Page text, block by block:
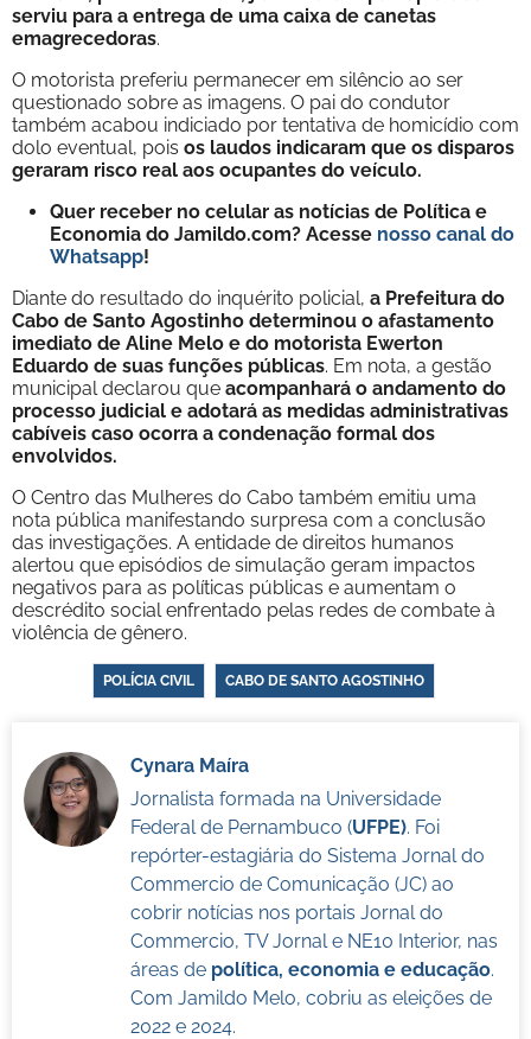
serviu para a entrega de uma caixa de canetas
emagrecedoras.
O motorista preferiu permanecer em silêncio ao ser
questionado sobre as imagens. O pai do condutor
também acabou indiciado por tentativa de homicídio com
dolo eventual, pois os laudos indicaram que os disparos
geraram risco real aos ocupantes do veículo.
Quer receber no celular as notícias de Política e
Economia do Jamildo.com? Acesse nosso canal do
Whatsapp!
Diante do resultado do inquérito policial, a Prefeitura do
Cabo de Santo Agostinho determinou o afastamento
imediato de Aline Melo e do motorista Ewerton
Eduardo de suas funções públicas. Em nota, a gestão
municipal declarou que acompanhará o andamento do
processo judicial e adotará as medidas administrativas
cabíveis caso ocorra a condenação formal dos
envolvidos.
O Centro das Mulheres do Cabo também emitiu uma
nota pública manifestando surpresa com a conclusão
das investigações. A entidade de direitos humanos
alertou que episódios de simulação geram impactos
negativos para as políticas públicas e aumentam o
descrédito social enfrentado pelas redes de combate à
violência de gênero.
POLÍCIA CIVIL CABO DE SANTO AGOSTINHO
Cynara Maíra
Jornalista formada na Universidade
Federal de Pernambuco (UFPE). Foi
repórter-estagiária do Sistema Jornal do
Commercio de Comunicação (JC) ao
cobrir notícias nos portais Jornal do
Commercio, TV Jornal e NE10 Interior, nas
áreas de política, economia e educação.
Com Jamildo Melo, cobriu as eleições de
2022 e 2024.